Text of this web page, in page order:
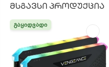
ᲛᲡᲒᲐᲕᲡᲘ ᲞᲠᲝᲓᲣᲥᲪᲘᲐ
ᲒᲐᲧᲘᲓᲕᲐᲓᲘ